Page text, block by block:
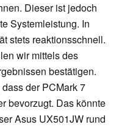
Dieser ist jedoch
Systemleistung. In
stets reaktionsschnell.
wir mittels des
bestätigen.
der PCMark 7
bevorzugt. Das könnte
Asus UX501JW rund